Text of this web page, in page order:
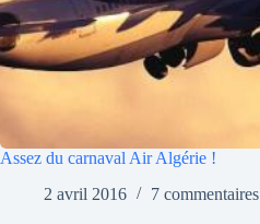
Assez du carnaval Air Algérie !
2 avril 2016
7 commentaires